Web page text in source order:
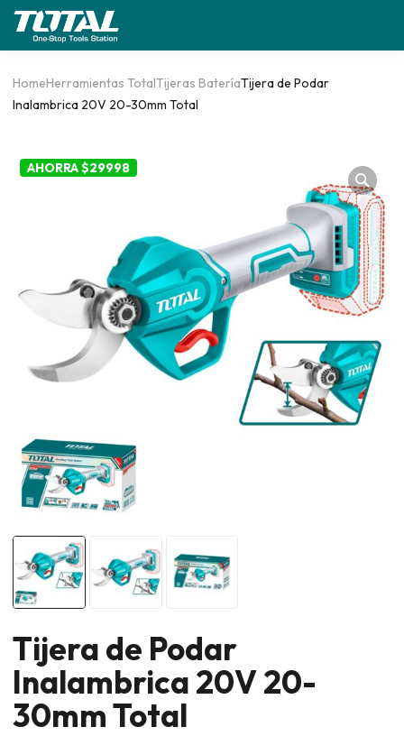
HomeHerramientas TotalTijeras BateríaTijera de Podar
Inalambrica 20V 20-30mm Total
AHORRA $29998
Tijera de Podar
Inalambrica 20V 20-
30mm Total